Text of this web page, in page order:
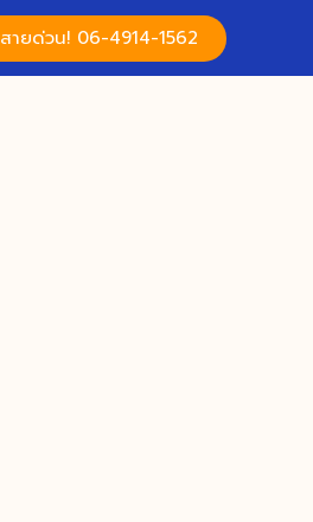
สายด่วน! 06-4914-1562